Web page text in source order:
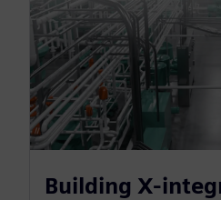
Building X-